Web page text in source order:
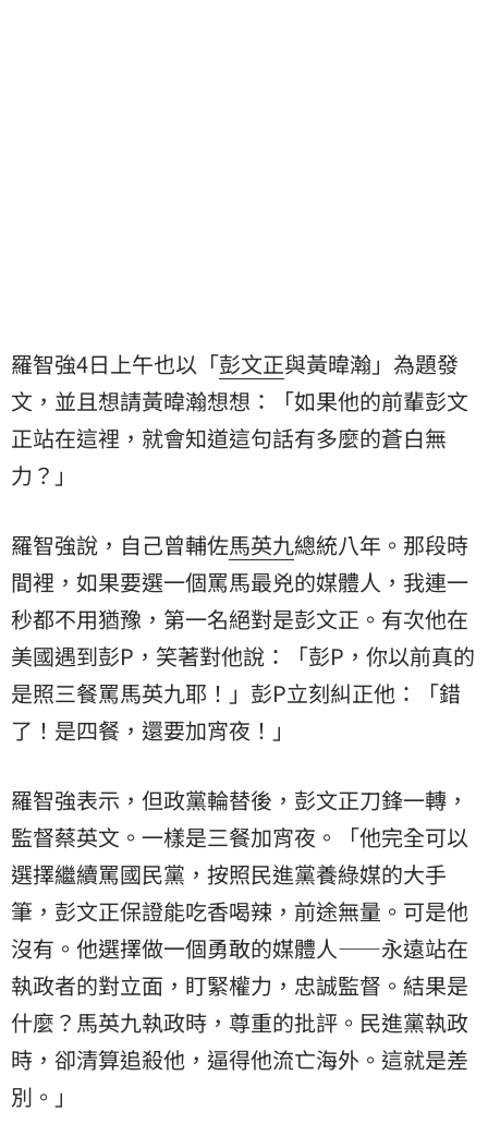
羅智強4日上午也以「彭文正與黃暐瀚」為題發
文，並且想請黃暐瀚想想：「如果他的前輩彭文
正站在這裡，就會知道這句話有多麼的蒼白無
力？」
羅智強說，自己曾輔佐馬英九總統八年。那段時
間裡，如果要選一個罵馬最兇的媒體人，我連一
秒都不用猶豫，第一名絕對是彭文正。有次他在
美國遇到彭P，笑著對他說：「彭P，你以前真的
是照三餐罵馬英九耶！」彭P立刻糾正他：「錯
了！是四餐，還要加宵夜！」
羅智強表示，但政黨輪替後，彭文正刀鋒一轉，
監督蔡英文。一樣是三餐加宵夜。「他完全可以
選擇繼續罵國民黨，按照民進黨養綠媒的大手
筆，彭文正保證能吃香喝辣，前途無量。可是他
沒有。他選擇做一個勇敢的媒體人——永遠站在
執政者的對立面，盯緊權力，忠誠監督。結果是
什麼？馬英九執政時，尊重的批評。民進黨執政
時，卻清算追殺他，逼得他流亡海外。這就是差
別。」